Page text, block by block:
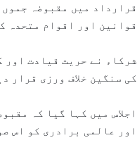
قرارداد میں مقبوضہ
قوانین اور اقوام متحدہ
شرکاء نے حریت قیادت اور
کی سنگین خلاف ورزی قرار
اجلاس میں کہا گیا کہ
اور عالمی برادری کو اس